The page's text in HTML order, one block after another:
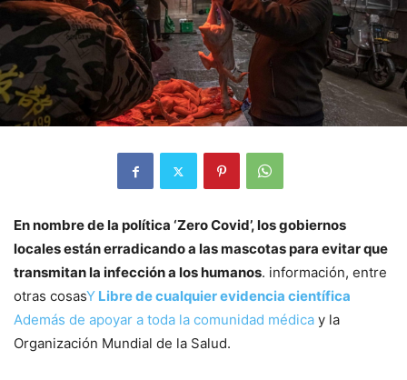
En nombre de la política ‘Zero Covid’, los gobiernos
locales están erradicando a las mascotas para evitar que
transmitan la infección a los humanos. información, entre
otras cosasY Libre de cualquier evidencia científica
Además de apoyar a toda la comunidad médica y la
Organización Mundial de la Salud.